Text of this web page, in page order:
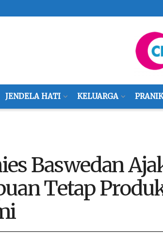
JENDELA HATI KELUARGA
Baswedan
Tetap